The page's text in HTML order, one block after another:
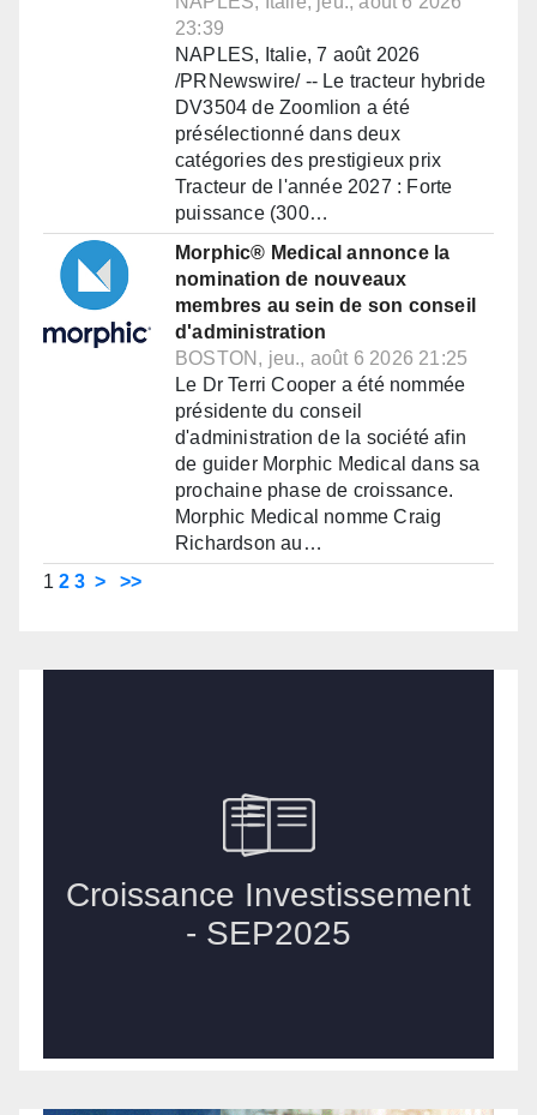
23:39
NAPLES, Italie, 7 août 2026
/PRNewswire/ -- Le tracteur hybride
DV3504 de Zoomlion a été
présélectionné dans deux
catégories des prestigieux prix
Tracteur de l'année 2027 : Forte
puissance (300…
Morphic® Medical annonce la
nomination de nouveaux
membres au sein de son conseil
d'administration
BOSTON, jeu., août 6 2026 21:25
Le Dr Terri Cooper a été nommée
présidente du conseil
d'administration de la société afin
de guider Morphic Medical dans sa
prochaine phase de croissance.
Morphic Medical nomme Craig
Richardson au…
1 2 3 > >>